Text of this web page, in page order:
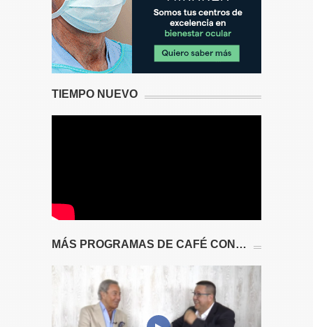
TIEMPO NUEVO
MÁS PROGRAMAS DE CAFÉ CON…